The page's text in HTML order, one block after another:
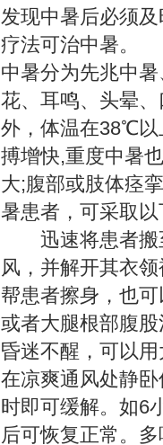
发现中暑后必须
疗法可治中暑。
中暑分为先兆中
花、耳鸣、头晕
外，体温在38℃以
搏增快,重度中暑
大;腹部或肢体痉
暑患者，可采取
迅速将患者搬
风，并解开其衣
帮患者擦身，也
或者大腿根部腹
昏迷不醒，可以
在凉爽通风处静
时即可缓解。如6
后可恢复正常。